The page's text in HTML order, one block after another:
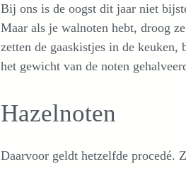
Bij ons is de oogst dit jaar niet
Maar als je walnoten hebt, droog
zetten de gaaskistjes in de
het gewicht van de noten
Hazelnoten
Daarvoor geldt hetzelfde procedé.